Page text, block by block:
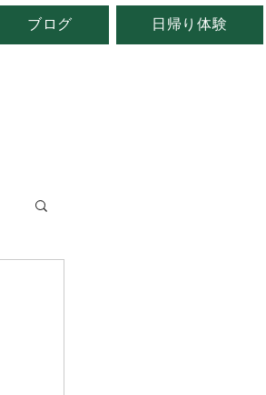
ブログ 日帰り体験